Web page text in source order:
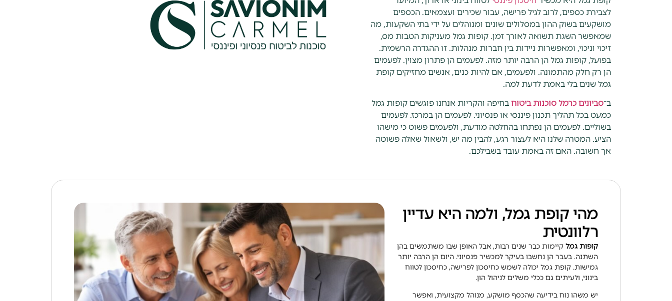
לצבירת כספים, לרוב לגיל פרישה, עבור שכירים ועצמאים. הכספים
מושקעים בשוק ההון במסלולים שונים ומנוהלים על ידי בתי השקעות, מה
שמאפשר השגת תשואה לאורך זמן. קופות גמל מעניקות הטבות מס,
זיכוי וניכוי, ומאפשרות ניידות בין חברות מנהלות. זו ההגדרה הרשמית.
בפועל, קופות גמל הן הרבה יותר מזה. לפעמים הן פתרון מצוין. לפעמים
הן רק חלק מהתמונה. ולפעמים, אם להיות כנים, אנשים מחזיקים קופת
גמל שנים בלי באמת לדעת למה.
ב־סביונים כרמל סוכנות ביטוח בחיפה והקריות אנחנו פוגשים קופות גמל
כמעט בכל תהליך תכנון פיננסי או פנסיוני. לפעמים הן במרכז. לפעמים
בשוליים. לפעמים הן נפתחו בהחלטה מודעת, ולפעמים פשוט כי מישהו
הציע. המטרה שלנו היא לעצור רגע, להבין מה יש, ולשאול שאלה פשוטה
אך חשובה. האם זה באמת עובד בשבילכם.
מהי קופת גמל, ולמה היא עדיין
רלוונטית
קופות גמל קיימות כבר שנים רבות, אבל האופן שבו משתמשים בהן
השתנה. בעבר הן נחשבו בעיקר למכשיר פנסיוני. היום הן הרבה יותר
גמישות. קופת גמל יכולה לשמש כחיסכון לפרישה, כחיסכון לטווח
בינוני, ולעיתים גם ככלי משלים לניהול הון.
יש משהו נוח בידיעה שהכסף מושקע, מנוהל מקצועית, ואפשר